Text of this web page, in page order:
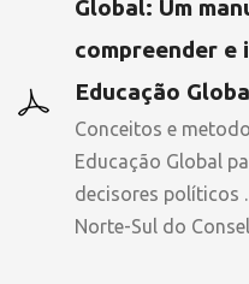
Global: Um
compreender e
Educação
Conceitos e
Educação Global
decisores políticos
Norte-Sul do